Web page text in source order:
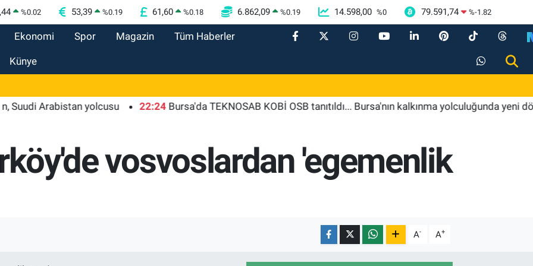
%0.02 53,39 %0.19 61,60 %0.18 6.862,09 %0.19 14.598,00 %0 79.591,74 %-1.82
Ekonomi Spor Magazin Tüm Haberler
Künye
Arabistan yolcusu 22:24 Bursa'da TEKNOSAB KOBİ OSB tanıtıldı... Bursa'nın kalkınma yolculuğunda yeni dönem
vosvoslardan 'egemenlik
A- A+